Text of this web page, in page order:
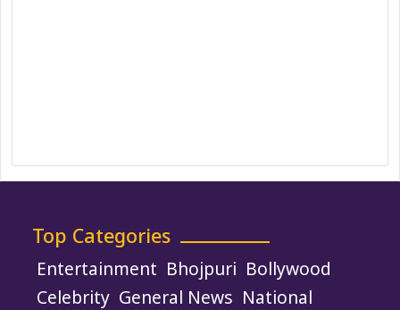
Top Categories
Entertainment Bhojpuri Bollywood
Celebrity General News National